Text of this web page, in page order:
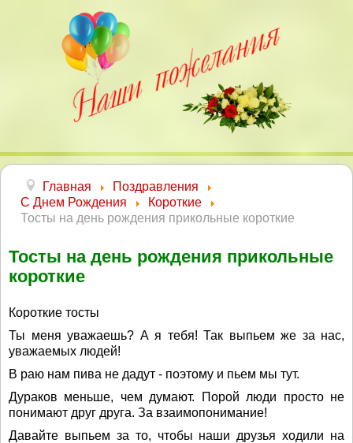
Главная
Поздравления
С Днем Рождения
Короткие
Тосты на день рождения прикольные короткие
Тосты на день рождения прикольные
короткие
Короткие тосты
Ты меня уважаешь? А я тебя! Так выпьем же за нас,
уважаемых людей!
В раю нам пива не дадут - поэтому и пьем мы тут.
Дураков меньше, чем думают. Порой люди просто не
понимают друг друга. За взаимопонимание!
Давайте выпьем за то, чтобы наши друзья ходили на